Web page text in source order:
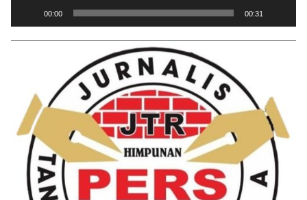
00:00 00:31